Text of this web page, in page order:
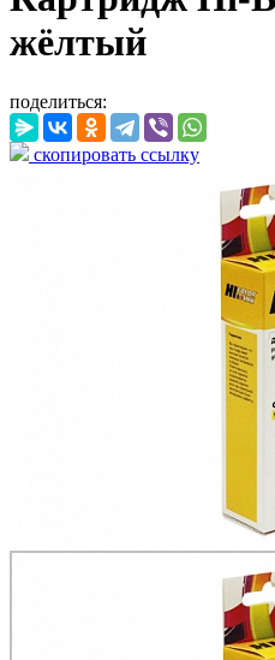
жёлтый
поделиться:
скопировать ссылку